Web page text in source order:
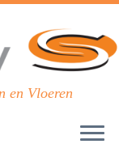
en Vloeren